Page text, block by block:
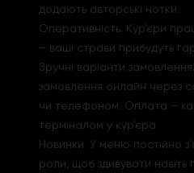
додають авторські нотки.
Оперативність. Кур’єри
– ваші страви прибудуть
Зручні варіанти
замовлення онлайн через
чи телефоном. Оплата –
терміналом у кур’єра.
Новинки. У меню постійно
роли, щоб здивувати навіть